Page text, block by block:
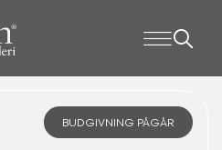
BUDGIVNING PÅGÅR